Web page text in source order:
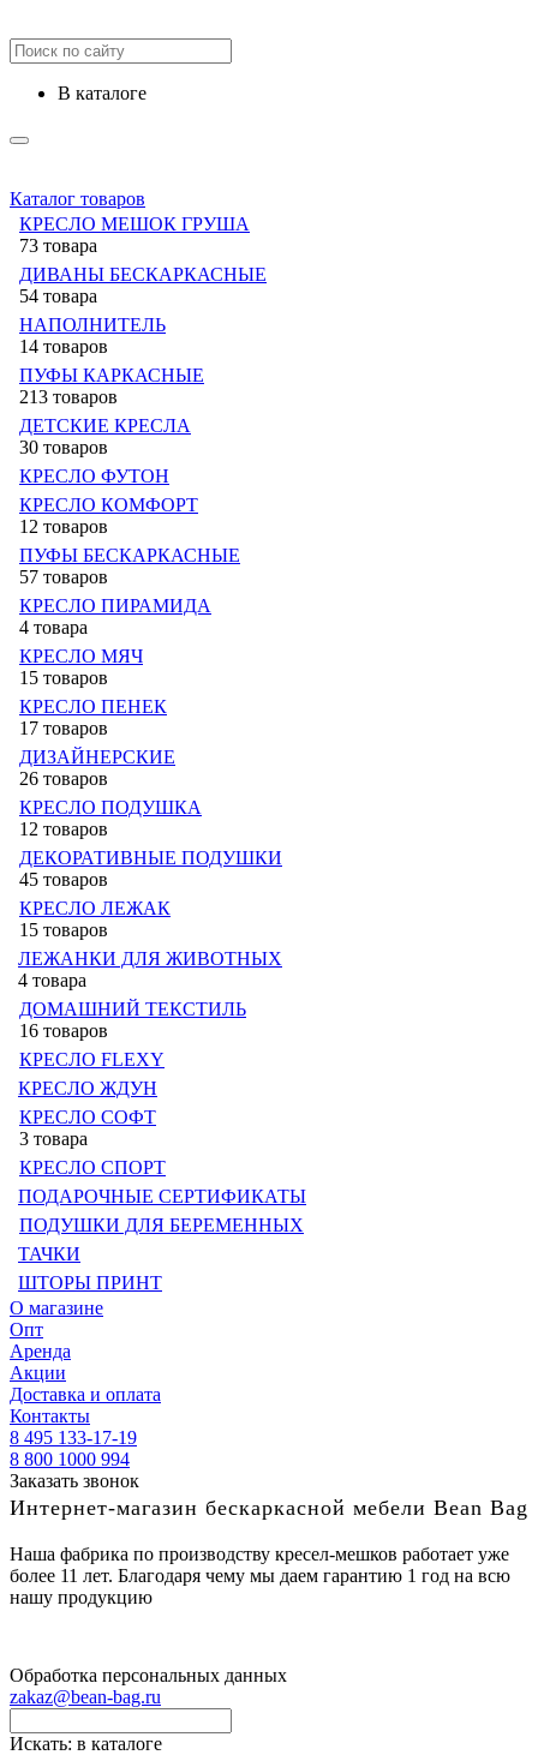
в каталоге
Каталог товаров
КРЕСЛО МЕШОК ГРУША
73 товара
ДИВАНЫ БЕСКАРКАСНЫЕ
54 товара
НАПОЛНИТЕЛЬ
14 товаров
ПУФЫ КАРКАСНЫЕ
213 товаров
ДЕТСКИЕ КРЕСЛА
30 товаров
КРЕСЛО ФУТОН
КРЕСЛО КОМФОРТ
12 товаров
ПУФЫ БЕСКАРКАСНЫЕ
57 товаров
КРЕСЛО ПИРАМИДА
4 товара
КРЕСЛО МЯЧ
15 товаров
КРЕСЛО ПЕНЕК
17 товаров
ДИЗАЙНЕРСКИЕ
26 товаров
КРЕСЛО ПОДУШКА
12 товаров
ДЕКОРАТИВНЫЕ ПОДУШКИ
45 товаров
КРЕСЛО ЛЕЖАК
15 товаров
ЛЕЖАНКИ ДЛЯ ЖИВОТНЫХ
4 товара
ДОМАШНИЙ ТЕКСТИЛЬ
16 товаров
КРЕСЛО FLEXY
КРЕСЛО ЖДУН
КРЕСЛО СОФТ
3 товара
КРЕСЛО СПОРТ
ПОДАРОЧНЫЕ СЕРТИФИКАТЫ
ПОДУШКИ ДЛЯ БЕРЕМЕННЫХ
ТАЧКИ
ШТОРЫ ПРИНТ
О магазине
Опт
Аренда
Акции
Доставка и оплата
Контакты
8 495 133-17-19
8 800 1000 994
Заказать звонок
Интернет-магазин бескаркасной мебели Bean Bag
Наша фабрика по производству кресел-мешков работает уже
более 11 лет. Благодаря чему мы даем гарантию 1 год на всю
нашу продукцию
Обработка персональных данных
zakaz@bean-bag.ru
Искать: в каталоге